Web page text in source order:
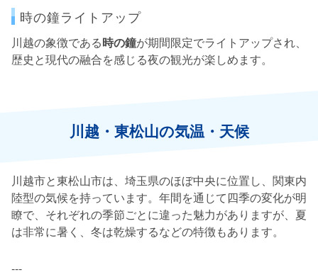
時の鐘ライトアップ
川越の象徴である時の鐘が期間限定でライトアップされ、
歴史と現代の融合を感じる夜の観光が楽しめます。
川越・東松山の気温・天候
川越市と東松山市は、埼玉県のほぼ中央に位置し、関東内
陸型の気候を持っています。年間を通じて四季の変化が明
瞭で、それぞれの季節ごとに違った魅力がありますが、夏
は非常に暑く、冬は乾燥するなどの特徴もあります。
---